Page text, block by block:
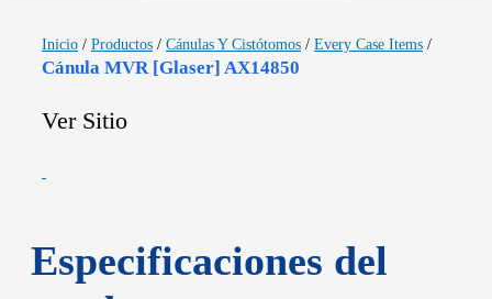
Inicio / Productos / Cánulas Y Cistótomos / Every Case Items /
Cánula MVR [Glaser] AX14850
Ver Sitio
Especificaciones del